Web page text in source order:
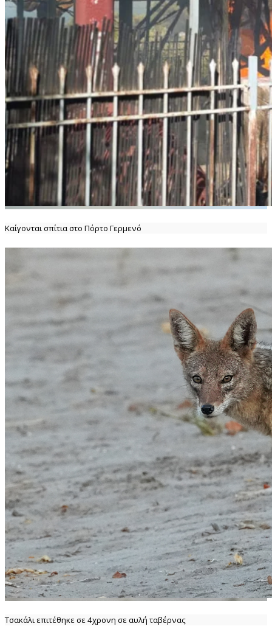
Καίγονται σπίτια στο Πόρτο Γερμενό
Τσακάλι επιτέθηκε σε 4χρονη σε αυλή ταβέρνας